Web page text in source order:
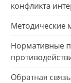
конфликта
Методические
Нормативные
Обратная